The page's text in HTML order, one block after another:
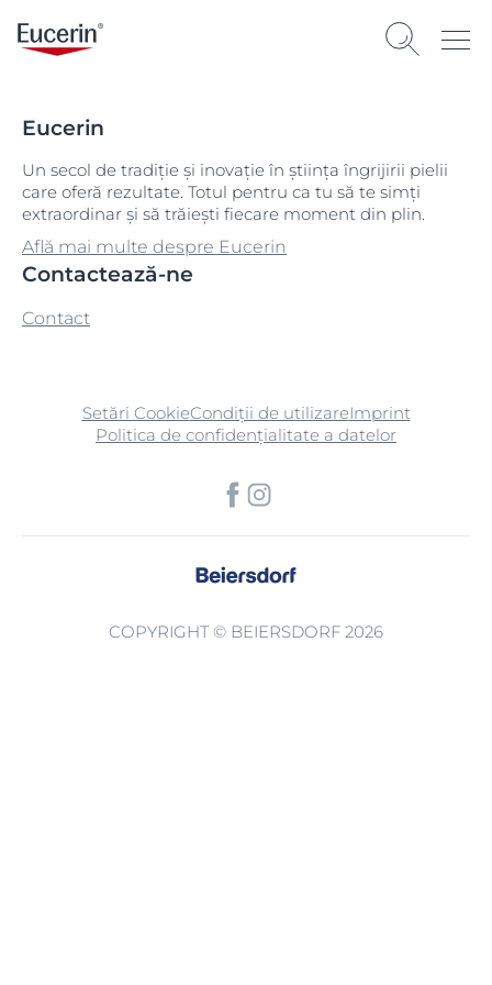
Eucerin
Un secol de tradiție și inovație în știința îngrijirii pielii
care oferă rezultate. Totul pentru ca tu să te simți
extraordinar și să trăiești fiecare moment din plin.
Află mai multe despre Eucerin
Contactează-ne
Contact
Setări CookieCondiții de utilizareImprint
Politica de confidențialitate a datelor
COPYRIGHT © BEIERSDORF 2026